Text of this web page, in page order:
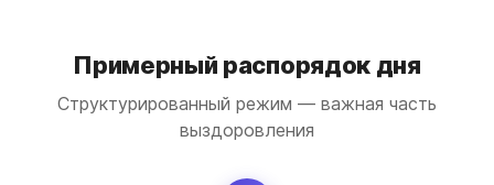
Примерный распорядок дня
Структурированный режим — важная часть
выздоровления